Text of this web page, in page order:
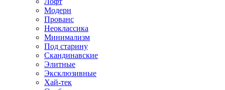
Модерн
Прованс
Неоклассика
Минимализм
Под старину
Скандинавские
Элитные
Эксклюзивные
Хай-тек